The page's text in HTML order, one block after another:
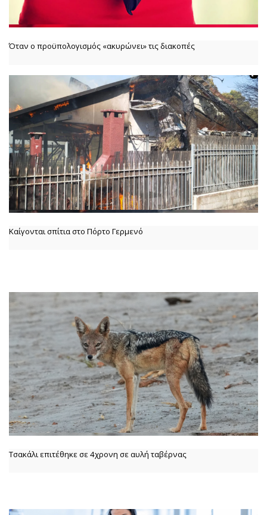
Όταν ο προϋπολογισμός «ακυρώνει» τις διακοπές
Καίγονται σπίτια στο Πόρτο Γερμενό
Τσακάλι επιτέθηκε σε 4χρονη σε αυλή ταβέρνας